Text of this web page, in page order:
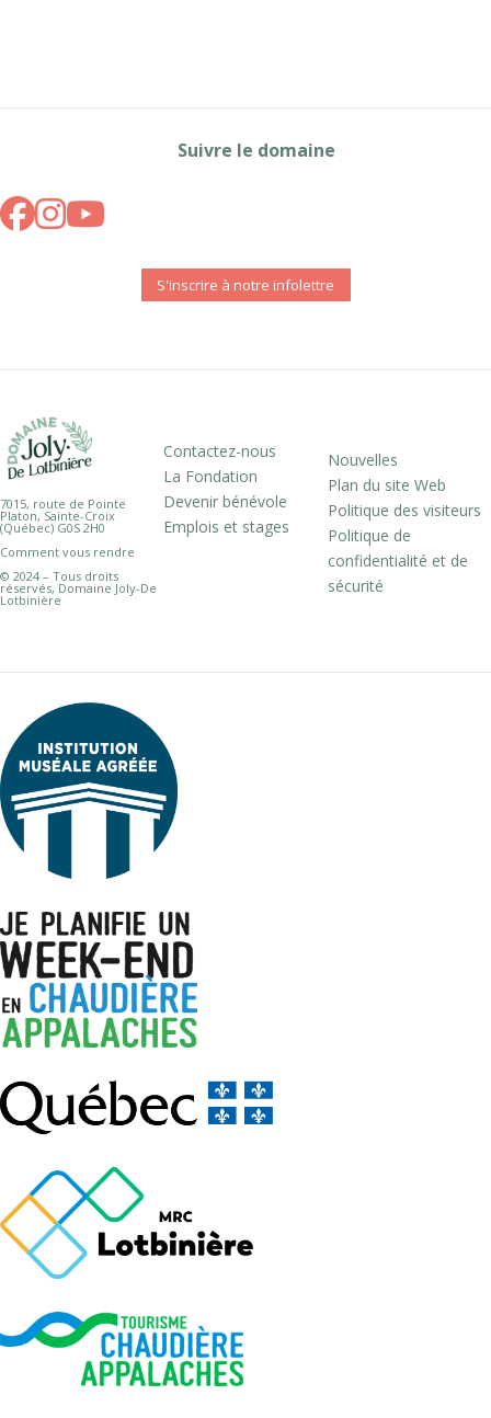
Suivre le domaine
S'inscrire à notre infolettre
7015, route de Pointe
Platon, Sainte-Croix
(Québec) G0S 2H0
Comment vous rendre
© 2024 – Tous droits
réservés, Domaine Joly-De
Lotbinière
Contactez-nous
La Fondation
Devenir bénévole
Emplois et stages
Nouvelles
Plan du site Web
Politique des visiteurs
Politique de
confidentialité et de
sécurité